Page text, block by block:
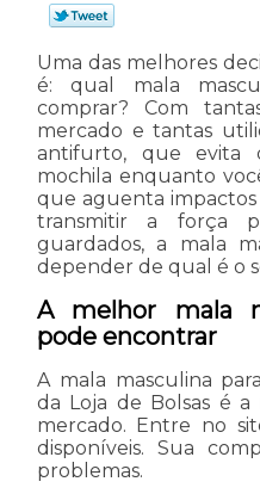
Uma das melhores
é: qual mala
comprar? Com
mercado e tantas
antifurto, que evita
mochila enquanto
que aguenta
transmitir a força
guardados, a mala
depender de qual é o
A melhor mala
pode encontrar
A mala masculina
da Loja de Bolsas é
mercado. Entre no
disponíveis. Sua
problemas.